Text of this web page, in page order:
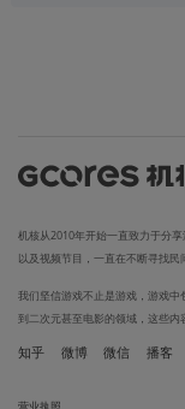
机核从2010年开始一直致力于分
以及视频节目，一直在不断寻找民
我们坚信游戏不止是游戏，游戏
到二次元甚至电影的领域，这些内
知乎 微博 微信 播客